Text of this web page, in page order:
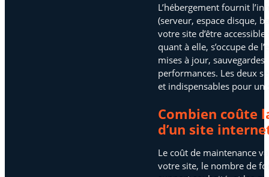
L’hébergement fournit
(serveur, espace disque,
votre site d’être
quant à elle, s’occupe de
mises à jour,
performances. Les deux
et indispensables pour un
Combien coûte
d’un site
Le coût de maintenance
votre site, le nombre de